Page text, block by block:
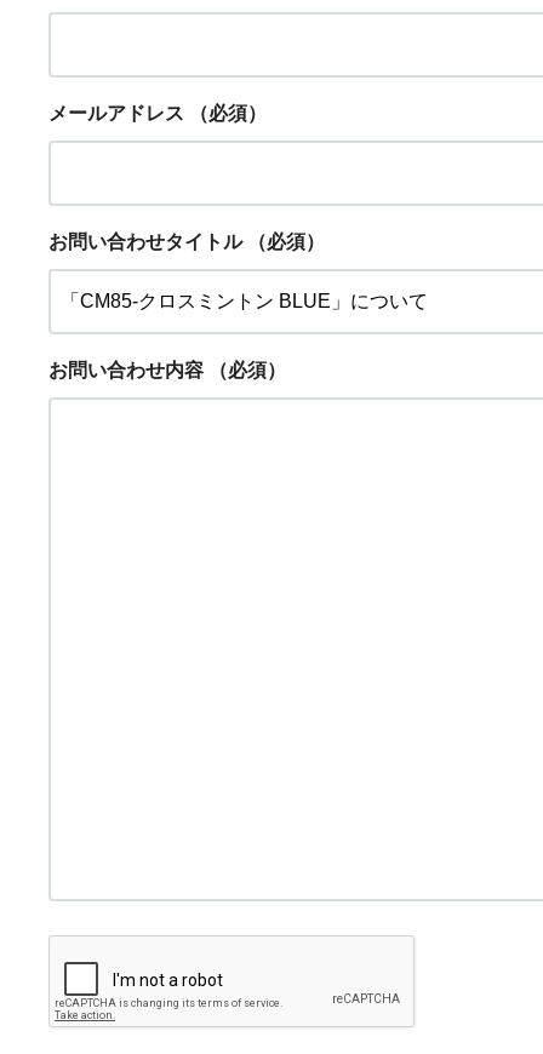
メールアドレス （必須）
お問い合わせタイトル （必須）
お問い合わせ内容 （必須）